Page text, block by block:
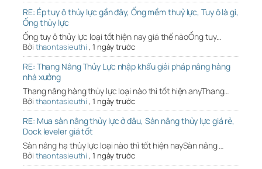
RE: Ép tuy ô thủy lực gần đây, Ống mềm thuỷ lực, Tuy ô là gì,
Ống thủy lực
Ống tuy ô thủy lực loại tốt hiện nay giá thế nàoỐng tuy…
Bởi thaontasieuthi , 1 ngày trước
RE: Thang Nâng Thủy Lực nhập khẩu giải pháp nâng hàng
nhà xưởng
Thang nâng hàng thủy lực loại nào thì tốt hiện anyThang…
Bởi thaontasieuthi , 1 ngày trước
RE: Mua sàn nâng thủy lực ở đâu, Sàn nâng thủy lực giá rẻ,
Dock leveler giá tốt
Sàn nâng hạ thủy lực loại nào thì tốt hiện naySàn nâng …
Bởi thaontasieuthi , 1 ngày trước